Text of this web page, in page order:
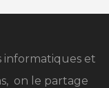
informatiques et
on le partage